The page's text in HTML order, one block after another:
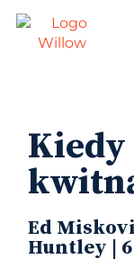
Ed
Huntley |